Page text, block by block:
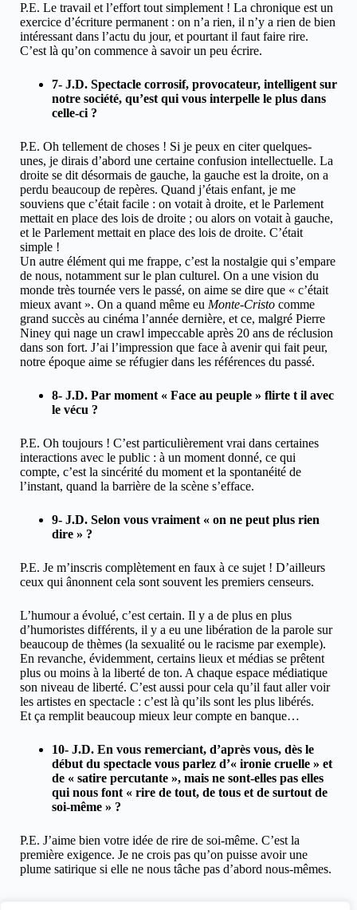
P.E. Le travail et l’effort tout simplement ! La chronique est un
exercice d’écriture permanent : on n’a rien, il n’y a rien de bien
intéressant dans l’actu du jour, et pourtant il faut faire rire.
C’est là qu’on commence à savoir un peu écrire.
7- J.D. Spectacle corrosif, provocateur, intelligent sur
notre société, qu’est qui vous interpelle le plus dans
celle-ci ?
P.E. Oh tellement de choses ! Si je peux en citer quelques-
unes, je dirais d’abord une certaine confusion intellectuelle. La
droite se dit désormais de gauche, la gauche est la droite, on a
perdu beaucoup de repères. Quand j’étais enfant, je me
souviens que c’était facile : on votait à droite, et le Parlement
mettait en place des lois de droite ; ou alors on votait à gauche,
et le Parlement mettait en place des lois de droite. C’était
simple !
Un autre élément qui me frappe, c’est la nostalgie qui s’empare
de nous, notamment sur le plan culturel. On a une vision du
monde très tournée vers le passé, on aime se dire que « c’était
mieux avant ». On a quand même eu Monte-Cristo comme
grand succès au cinéma l’année dernière, et ce, malgré Pierre
Niney qui nage un crawl impeccable après 20 ans de réclusion
dans son fort. J’ai l’impression que face à avenir qui fait peur,
notre époque aime se réfugier dans les références du passé.
8- J.D. Par moment « Face au peuple » flirte t il avec
le vécu ?
P.E. Oh toujours ! C’est particulièrement vrai dans certaines
interactions avec le public : à un moment donné, ce qui
compte, c’est la sincérité du moment et la spontanéité de
l’instant, quand la barrière de la scène s’efface.
9- J.D. Selon vous vraiment « on ne peut plus rien
dire » ?
P.E. Je m’inscris complètement en faux à ce sujet ! D’ailleurs
ceux qui ânonnent cela sont souvent les premiers censeurs.
L’humour a évolué, c’est certain. Il y a de plus en plus
d’humoristes différents, il y a eu une libération de la parole sur
beaucoup de thèmes (la sexualité ou le racisme par exemple).
En revanche, évidemment, certains lieux et médias se prêtent
plus ou moins à la liberté de ton. A chaque espace médiatique
son niveau de liberté. C’est aussi pour cela qu’il faut aller voir
les artistes en spectacle : c’est là qu’ils sont les plus libérés.
Et ça remplit beaucoup mieux leur compte en banque…
10- J.D. En vous remerciant, d’après vous, dès le
début du spectacle vous parlez d’« ironie cruelle » et
de « satire percutante », mais ne sont-elles pas elles
qui nous font « rire de tout, de tous et de surtout de
soi-même » ?
P.E. J’aime bien votre idée de rire de soi-même. C’est la
première exigence. Je ne crois pas qu’on puisse avoir une
plume satirique si elle ne nous tâche pas d’abord nous-mêmes.